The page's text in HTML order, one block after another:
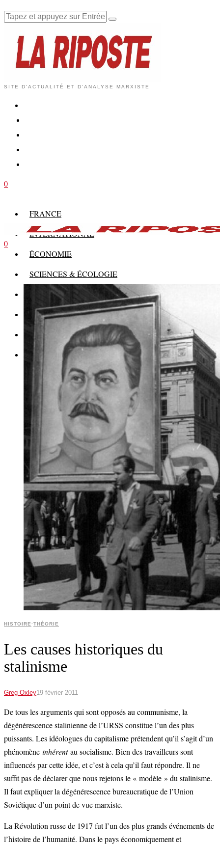
SITE D'ACTUALITÉ ET D'ANALYSE MARXISTE
0
FRANCE
INTERNATIONAL
ÉCONOMIE
SCIENCES & ÉCOLOGIE
HISTOIRE
THÉORIE
CULTURE
MULTIMÉDIAS
0
HISTOIRE·THÉORIE
Les causes historiques du
stalinisme
Greg Oxley19 février 2011
De tous les arguments qui sont opposés au communisme, la
dégénérescence stalinienne de l’URSS constitue l’un des plus
puissants. Les idéologues du capitalisme prétendent qu’il s’agit d’un
phénomène inhérentau socialisme. Bien des travailleurs sont
influencés par cette idée, et c’est à cela qu’il faut répondre. Il ne
suffit pas de déclarer que nous rejetons le « modèle » du stalinisme.
Il faut expliquer la dégénérescence bureaucratique de l’Union
Soviétique d’un point de vue marxiste.
La Révolution russe de 1917 fut l’un des plus grands événements de
l’histoire de l’humanité. Dans le pays économiquement et